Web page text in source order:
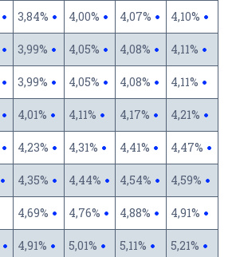
3,84% 4,00% 4,07%
4,10%
3,99% 4,05% 4,08%
4,11%
3,99% 4,05% 4,08%
4,11%
4,01% 4,11% 4,17%
4,21%
4,23% 4,31% 4,41%
4,47%
4,35% 4,44% 4,54%
4,59%
4,69% 4,76% 4,88%
4,91%
4,91% 5,01% 5,11% 5,21%